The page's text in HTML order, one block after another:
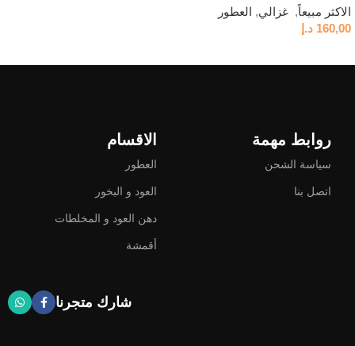
الاكثر مبيعاً,
, العطور
160,00 د.إ
روابط مهمة
سياسة الشحن
اتصل بنا
الاقسام
العطور
العود و البخور
دهن العود و المخلطات
أقمشة
شارك متجرنا